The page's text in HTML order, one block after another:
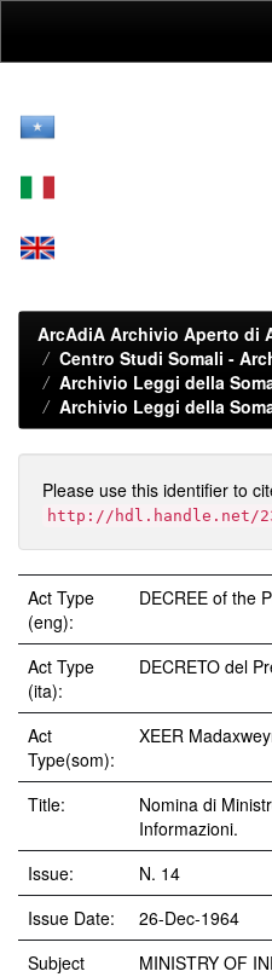
ArcAdiA Archivio Aperto di
Centro Studi Somali -
Archivio Leggi della
Archivio Leggi della
Please use this identifier to
http://hdl.handle.net/
Act Type
(eng):
DECREE of the
Act Type
(ita):
DECRETO del
Act
Type(som):
XEER
Title:
Nomina di
Informazioni.
Issue:
N. 14
Issue Date:
26-Dec-1964
Subject
MINISTRY OF